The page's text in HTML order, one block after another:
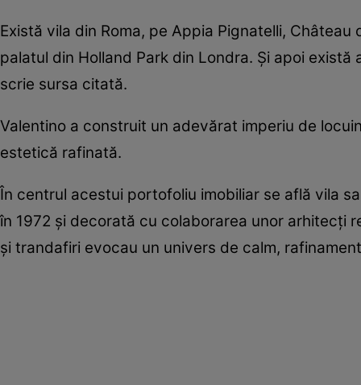
Există vila din Roma, pe Appia Pignatelli,
palatul din Holland Park din Londra. Și apoi
scrie sursa citată.
Valentino a construit un adevărat imperiu de
estetică rafinată.
În centrul acestui portofoliu imobiliar se află vila
în 1972 și decorată cu colaborarea unor arhitecți
și trandafiri evocau un univers de calm,